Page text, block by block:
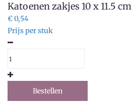
Katoenen zakjes 10 x 11.5 cm
€ 0,54
Prijs per stuk
Bestellen